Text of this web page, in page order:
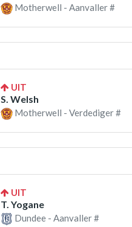
Motherwell - Aanvaller #
UIT
S. Welsh
Motherwell - Verdediger #
UIT
T. Yogane
Dundee - Aanvaller #